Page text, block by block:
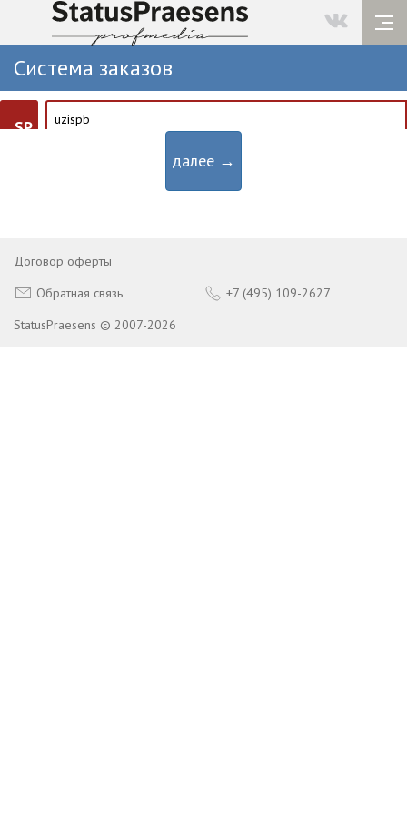
Система заказов
SP
далее →
Договор оферты
Обратная связь
+7 (495) 109-2627
StatusPraesens © 2007-2026